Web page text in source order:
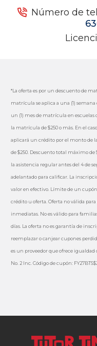
Número de
*La oferta es por un descuento de
matrícula se aplica a una (1)
un (1) mes de matrícula en escuelas
la matrícula de $250 o más. En el
aplicará un crédito por el monto de
de $250. Descuento total máximo
la asistencia regular antes del 4 de
adelantado para calificar. La
valor en efectivo. Límite de un
crédito u oferta. Oferta no válida
inmediatas. No es válido para
días. La oferta no es garantía de
reemplazar o canjear cupones
es un proveedor que ofrece igualdad
No. 2 Inc. Código de cupón: